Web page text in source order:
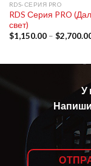
RDS-СЕРИЯ PRO
RDS Серия PRO
свет)
$1,150.00– $
У